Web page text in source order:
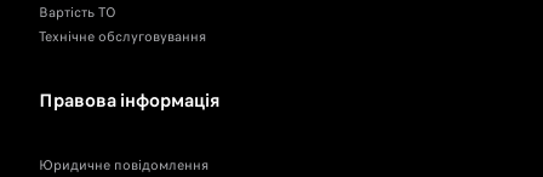
Вартість ТО
Технічне обслуговування
Правова інформація
Юридичне повідомлення